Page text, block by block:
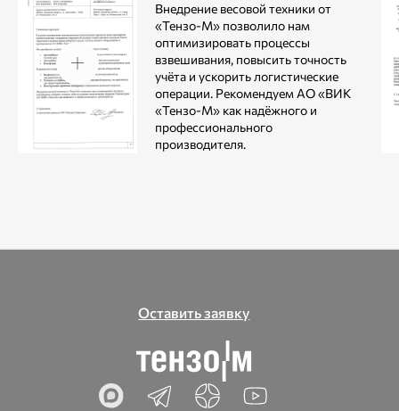
Внедрение весовой техники от
«Тензо-М» позволило нам
оптимизировать процессы
взвешивания, повысить точность
учёта и ускорить логистические
операции. Рекомендуем АО «ВИК
«Тензо-М» как надёжного и
профессионального
производителя.
Оставить заявку